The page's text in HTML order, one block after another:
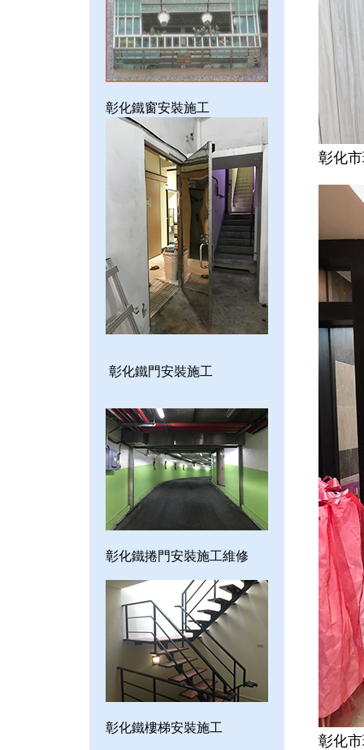
彰化鐵窗安裝施工
彰化鐵門安裝施工
彰化鐵捲門安裝施工維修
彰化鐵樓梯安裝施工
彰化
彰化